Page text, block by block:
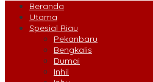
Beranda
Utama
Spesial Riau
Pekanbaru
Bengkalis
Dumai
Inhil